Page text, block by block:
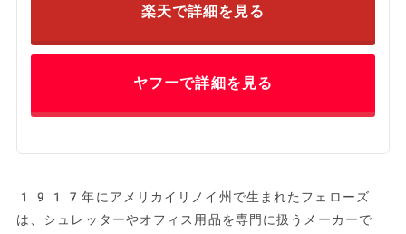
楽天で詳細を見る
ヤフーで詳細を見る
1917年にアメリカイリノイ州で生まれたフェローズ
は、シュレッターやオフィス用品を専門に扱うメーカーで